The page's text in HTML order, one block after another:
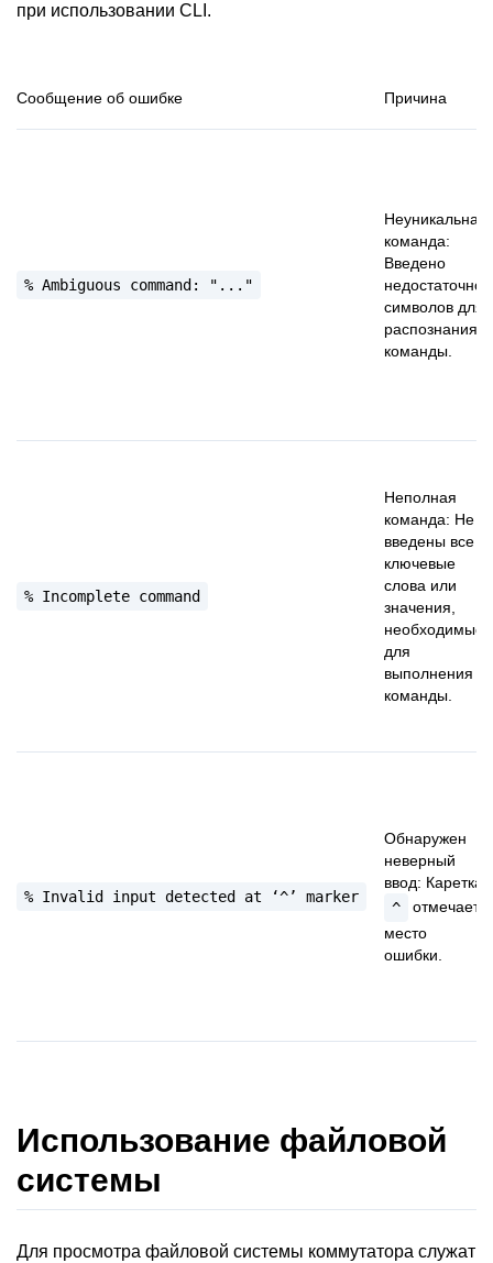
при использовании CLI.
Сообщение об ошибке Причина
% Ambiguous command: "..."
Неуникальная
команда:
Введено
недостаточно
символов для
распознания
команды.
% Incomplete command
Неполная
команда: Не
введены все
ключевые
слова или
значения,
необходимые
для
выполнения
команды.
% Invalid input detected at ‘^’ marker
Обнаружен
неверный
ввод: Каретка
^
отмечает
место
ошибки.
Использование файловой
системы
Для просмотра файловой системы коммутатора служат